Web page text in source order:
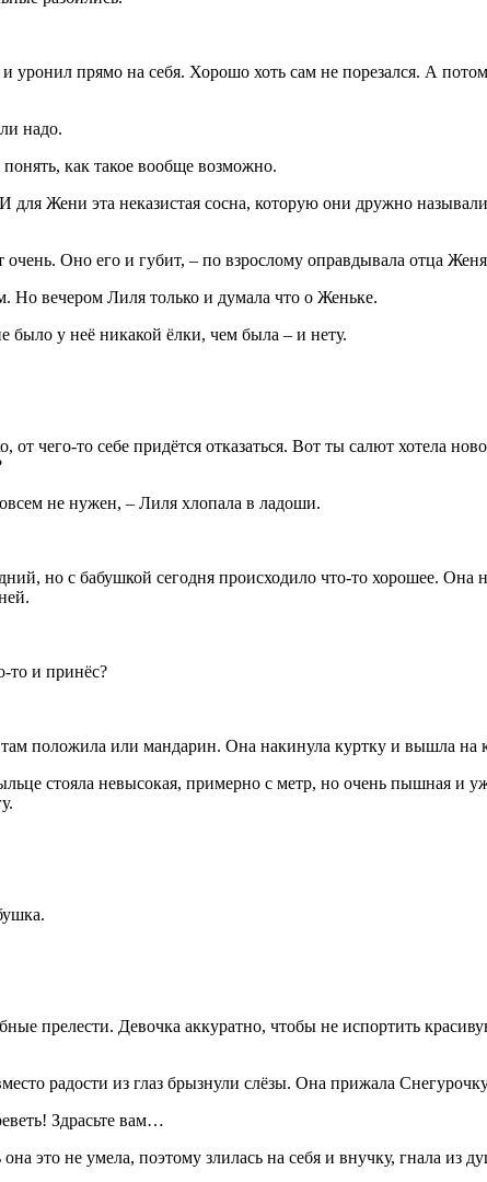
уронил прямо на себя. Хорошо хоть сам не порезался. А
надо.
как такое вообще возможно.
Жени эта неказистая сосна, которую они дружно
Оно его и губит, – по взрослому оправдывала отца
Но вечером Лиля только и думала что о Женьке.
у неё никакой ёлки, чем была – и нету.
чего-то себе придётся отказаться. Вот ты салют хотела
не нужен, – Лиля хлопала в ладоши.
но с бабушкой сегодня происходило что-то хорошее. Она
то и принёс?
положила или мандарин. Она накинула куртку и вышла на
стояла невысокая, примерно с метр, но очень пышная и
прелести. Девочка аккуратно, чтобы не испортить
радости из глаз брызнули слёзы. Она прижала Снегурочку
Здрасьте вам…
это не умела, поэтому злилась на себя и внучку, гнала из